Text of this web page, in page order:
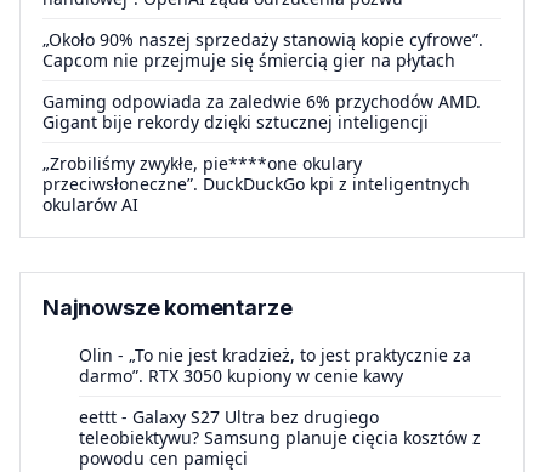
„Około 90% naszej sprzedaży stanowią kopie cyfrowe”.
Capcom nie przejmuje się śmiercią gier na płytach
Gaming odpowiada za zaledwie 6% przychodów AMD.
Gigant bije rekordy dzięki sztucznej inteligencji
„Zrobiliśmy zwykłe, pie****one okulary
przeciwsłoneczne”. DuckDuckGo kpi z inteligentnych
okularów AI
Najnowsze komentarze
Olin - „To nie jest kradzież, to jest praktycznie za
darmo”. RTX 3050 kupiony w cenie kawy
eettt - Galaxy S27 Ultra bez drugiego
teleobiektywu? Samsung planuje cięcia kosztów z
powodu cen pamięci